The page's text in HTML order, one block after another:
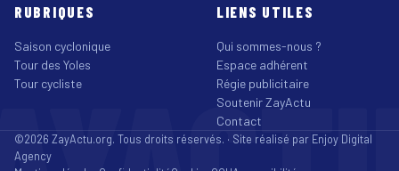
RUBRIQUES
Saison cyclonique
Tour des Yoles
Tour cycliste
LIENS UTILES
Qui sommes-nous ?
Espace adhérent
Régie publicitaire
Soutenir ZayActu
Contact
©2026 ZayActu.org. Tous droits réservés. · Site réalisé par Enjoy Digital
Agency